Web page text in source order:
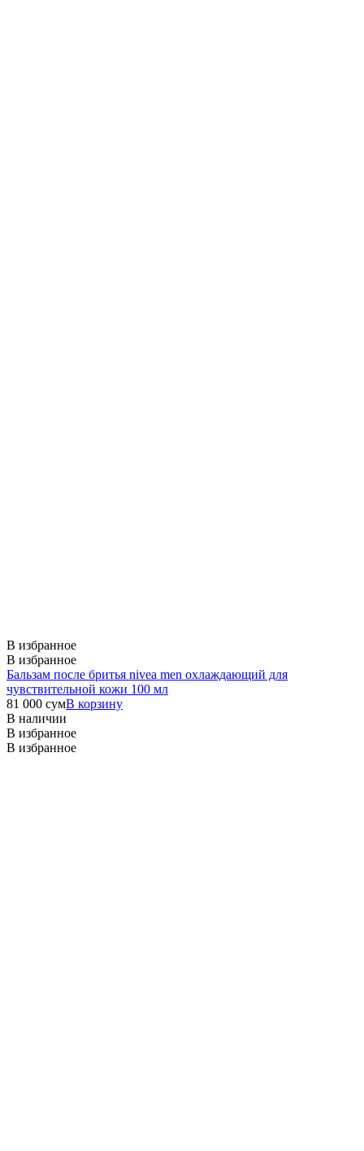
В избранное
В избранное
Бальзам после бритья nivea men охлаждающий для
чувствительной кожи 100 мл
81 000 сумВ корзину
В наличии
В избранное
В избранное